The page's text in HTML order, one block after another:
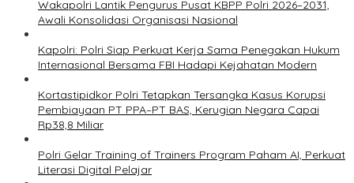
Wakapolri Lantik Pengurus Pusat KBPP Polri 2026–2031,
Awali Konsolidasi Organisasi Nasional
Kapolri: Polri Siap Perkuat Kerja Sama Penegakan Hukum
Internasional Bersama FBI Hadapi Kejahatan Modern
Kortastipidkor Polri Tetapkan Tersangka Kasus Korupsi
Pembiayaan PT PPA–PT BAS, Kerugian Negara Capai
Rp38,8 Miliar
Polri Gelar Training of Trainers Program Paham AI, Perkuat
Literasi Digital Pelajar